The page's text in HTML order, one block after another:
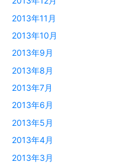
2013年11月
2013年10月
2013年9月
2013年8月
2013年7月
2013年6月
2013年5月
2013年4月
2013年3月